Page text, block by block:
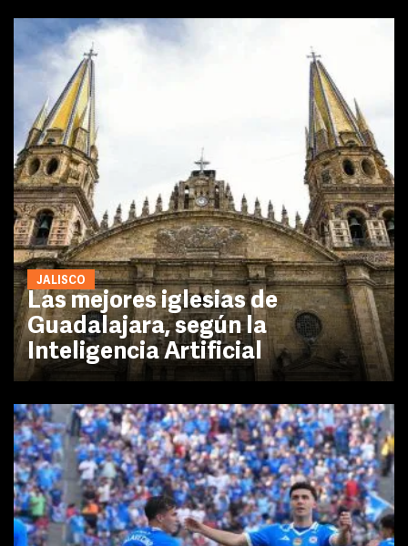
JALISCO
Las mejores iglesias de
Guadalajara, según la
Inteligencia Artificial